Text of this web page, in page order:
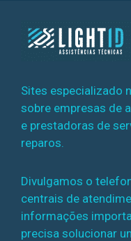
Sites especializado
sobre empresas de
e prestadoras de
reparos.
Divulgamos o
centrais de
informações
precisa solucionar